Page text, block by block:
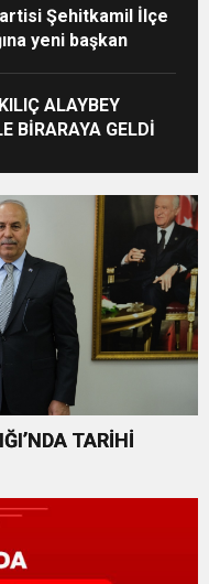
Şehitkamil İlçe
yeni başkan
ALAYBEY
BİRARAYA GELDİ
TARİHİ